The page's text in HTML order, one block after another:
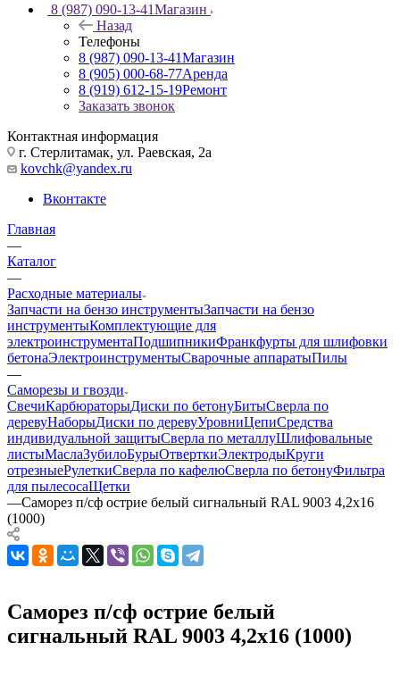
8 (987) 090-13-41Магазин
Назад
Телефоны
8 (987) 090-13-41Магазин
8 (905) 000-68-77Аренда
8 (919) 612-15-19Ремонт
Заказать звонок
Контактная информация
г. Стерлитамак, ул. Раевская, 2а
kovchk@yandex.ru
Вконтакте
Главная
—
Каталог
—
Расходные материалы
Запчасти на бензо инструментыЗапчасти на бензо
инструментыКомплектующие для
электроинструментаПодшипникиФранкфурты для шлифовки
бетонаЭлектроинструментыСварочные аппаратыПилы
—
Саморезы и гвозди
СвечиКарбюраторыДиски по бетонуБитыСверла по
деревуНаборыДиски по деревуУровниЦепиСредства
индивидуальной защитыСверла по металлуШлифовальные
листыМаслаЗубилоБурыОтверткиЭлектродыКруги
отрезныеРулеткиСверла по кафелюСверла по бетонуФильтра
для пылесосаЩетки
—Саморез п/сф острие белый сигнальный RAL 9003 4,2х16
(1000)
Саморез п/сф острие белый
сигнальный RAL 9003 4,2х16 (1000)